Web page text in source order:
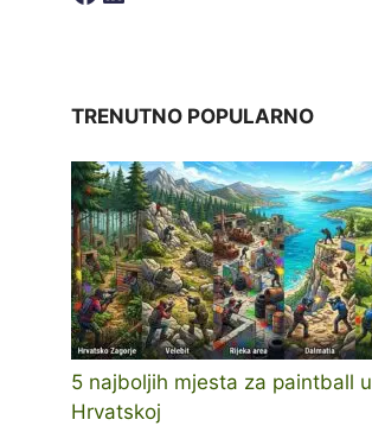
TRENUTNO POPULARNO
5 najboljih mjesta za paintball u
Hrvatskoj